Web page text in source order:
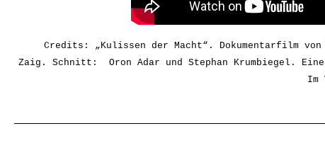
Credits: „Kulissen der Macht“. Dokumentarfilm
Zaig. Schnitt: Oron Adar und Stephan Krumbiegel . Eine
I